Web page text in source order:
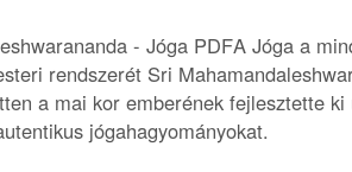
A Jóga a
rendszerét Sri
a mai kor emberének fejlesztette
jógahagyományokat.